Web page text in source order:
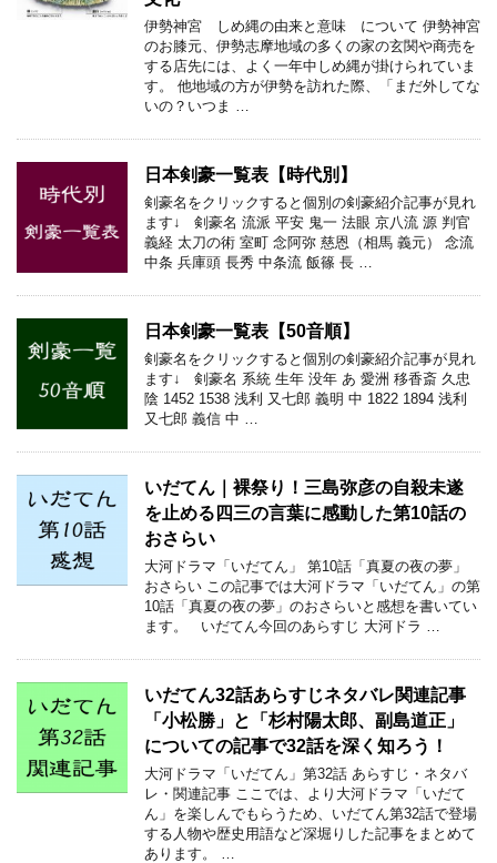
伊勢神宮 しめ縄の由来と意味 について 伊勢神宮
のお膝元、伊勢志摩地域の多くの家の玄関や商売を
する店先には、よく一年中しめ縄が掛けられていま
す。 他地域の方が伊勢を訪れた際、「まだ外してな
いの？いつま …
日本剣豪一覧表【時代別】
剣豪名をクリックすると個別の剣豪紹介記事が見れ
ます↓ 剣豪名 流派 平安 鬼一 法眼 京八流 源 判官
義経 太刀の術 室町 念阿弥 慈恩（相馬 義元） 念流
中条 兵庫頭 長秀 中条流 飯篠 長 …
日本剣豪一覧表【50音順】
剣豪名をクリックすると個別の剣豪紹介記事が見れ
ます↓ 剣豪名 系統 生年 没年 あ 愛洲 移香斎 久忠
陰 1452 1538 浅利 又七郎 義明 中 1822 1894 浅利
又七郎 義信 中 …
いだてん｜裸祭り！三島弥彦の自殺未遂
を止める四三の言葉に感動した第10話の
おさらい
大河ドラマ「いだてん」 第10話「真夏の夜の夢」
おさらい この記事では大河ドラマ「いだてん」の第
10話「真夏の夜の夢」のおさらいと感想を書いてい
ます。 いだてん今回のあらすじ 大河ドラ …
いだてん32話あらすじネタバレ関連記事
「小松勝」と「杉村陽太郎、副島道正」
についての記事で32話を深く知ろう！
大河ドラマ「いだてん」第32話 あらすじ・ネタバ
レ・関連記事 ここでは、より大河ドラマ「いだて
ん」を楽しんでもらうため、いだてん第32話で登場
する人物や歴史用語など深堀りした記事をまとめて
あります。 …